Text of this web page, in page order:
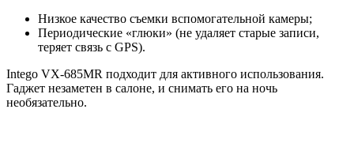
Низкое качество съемки вспомогательной камеры;
Периодические «глюки» (не удаляет старые записи,
теряет связь с GPS).
Intego VX-685MR подходит для активного использования.
Гаджет незаметен в салоне, и снимать его на ночь
необязательно.